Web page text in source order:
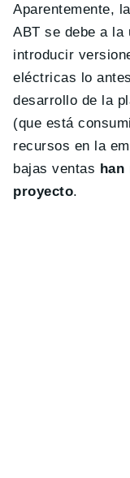
Aparentemente,
ABT se debe a la
introducir
eléctricas lo
desarrollo de la
(que está
recursos en la
bajas ventas han
proyecto.